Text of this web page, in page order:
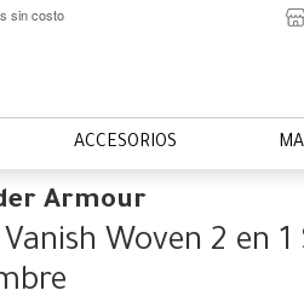
sin costo
ACCESORIOS
Armour
Vanish Woven 2 en